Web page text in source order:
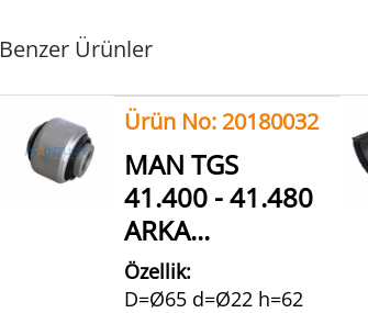
Benzer Ürünler
Ürün No: 20180032
MAN TGS
41.400 - 41.480
ARKA...
Özellik:
D=Ø65 d=Ø22 h=62